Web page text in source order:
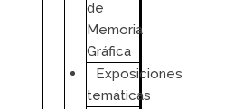
de
Memoria
Gráfica
Exposiciones
temáticas